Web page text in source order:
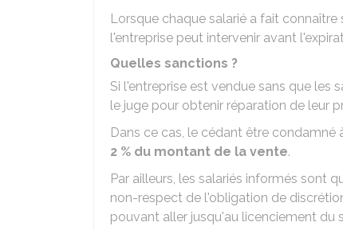
Lorsque chaque salarié a fait
l'entreprise peut intervenir avant
Quelles sanctions ?
Si l'entreprise est vendue sans que les
le juge pour obtenir réparation de leur
Dans ce cas, le cédant être condamné
2 % du montant de la vente.
Par ailleurs, les salariés informés sont
non-respect de l'obligation de
pouvant aller jusqu'au licenciement du